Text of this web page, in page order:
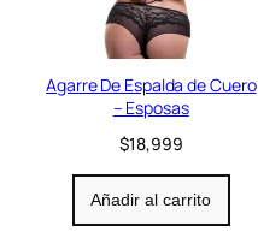
Agarre De Espalda de Cuero
– Esposas
$18,999
Añadir al carrito